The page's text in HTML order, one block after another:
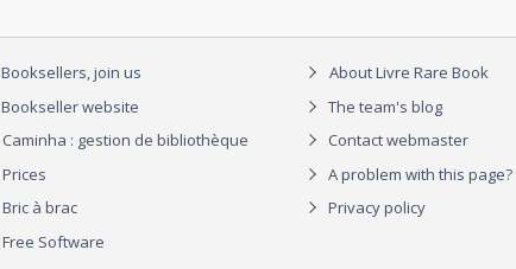
Booksellers, join us
Bookseller website
Caminha : gestion de bibliothèque
Prices
Bric à brac
Free Software
About Livre Rare Book
The team's blog
Contact webmaster
A problem with this page?
Privacy policy